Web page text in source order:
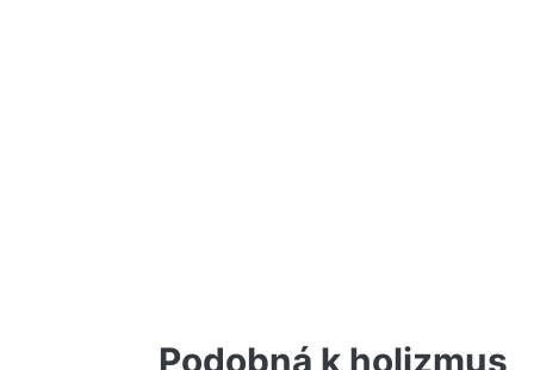
Podobná k holizmus